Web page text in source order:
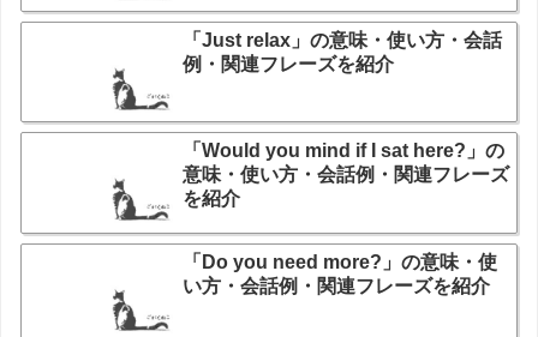
「Just relax」の意味・使い方・会話
例・関連フレーズを紹介
「Would you mind if I sat here?」の
意味・使い方・会話例・関連フレーズ
を紹介
「Do you need more?」の意味・使
い方・会話例・関連フレーズを紹介